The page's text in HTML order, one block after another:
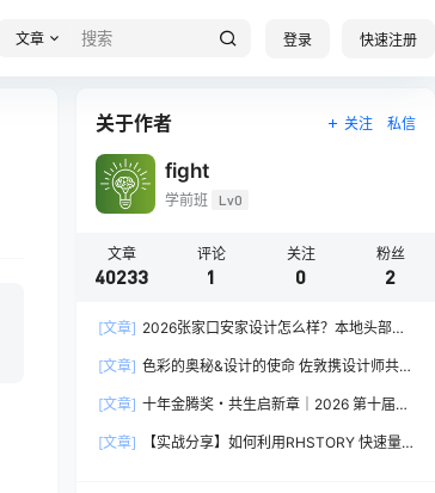
文章 登录 快速注册
关于作者 关注 私信
fight
学前班 Lv0
文章
40233
评论
1
关注
0
粉丝
2
[文章] 2026张家口安家设计怎么样？本地头部全
[文章] 色彩的奥秘&设计的使命 佐敦携设计师共探
[文章] 十年金腾奖・共生启新章｜2026 第十届金
[文章]
【实战分享】如何利用RHSTORY 快速量